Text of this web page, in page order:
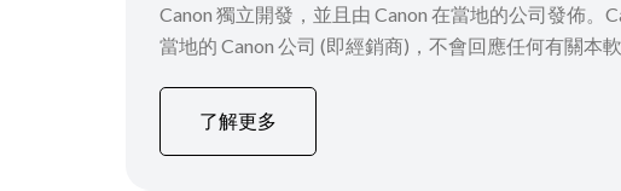
Canon 獨立開發，並且由 Canon 在當地的公司發佈
當地的 Canon 公司 (即經銷商)，不會回應任何有關本
了解更多